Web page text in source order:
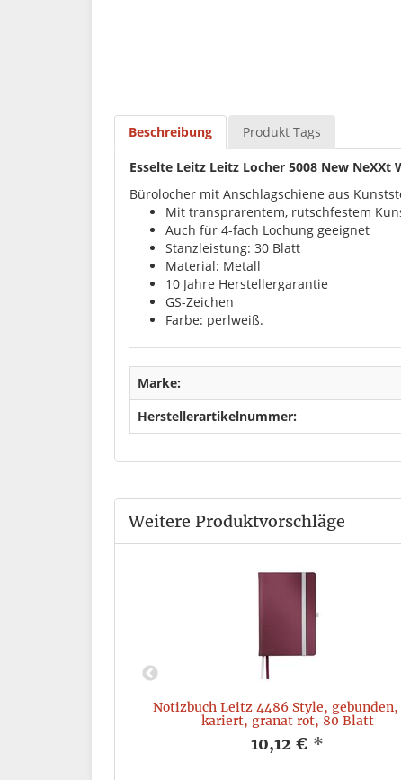
Beschreibung Produkt Tags
Esselte Leitz Leitz Locher 5008 New
Bürolocher mit Anschlagschiene aus
Mit transprarentem, rutschfestem
Auch für 4-fach Lochung geeignet
Stanzleistung: 30 Blatt
Material: Metall
10 Jahre Herstellergarantie
GS-Zeichen
Farbe: perlweiß.
Marke:
Herstellerartikelnummer:
Weitere Produktvorschläge
Notizbuch Leitz 4486 Style, gebunden,
kariert, granat rot, 80 Blatt
10,12 € *